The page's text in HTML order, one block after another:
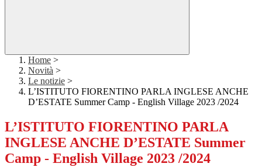
Home >
Novità >
Le notizie >
L’ISTITUTO FIORENTINO PARLA INGLESE ANCHE
D’ESTATE Summer Camp - English Village 2023 /2024
L’ISTITUTO FIORENTINO PARLA
INGLESE ANCHE D’ESTATE Summer
Camp - English Village 2023 /2024